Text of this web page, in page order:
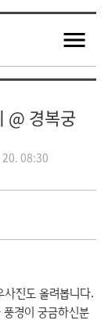
@ 경복궁
08:30
진도 올려봅니다.
경이 궁금하신분